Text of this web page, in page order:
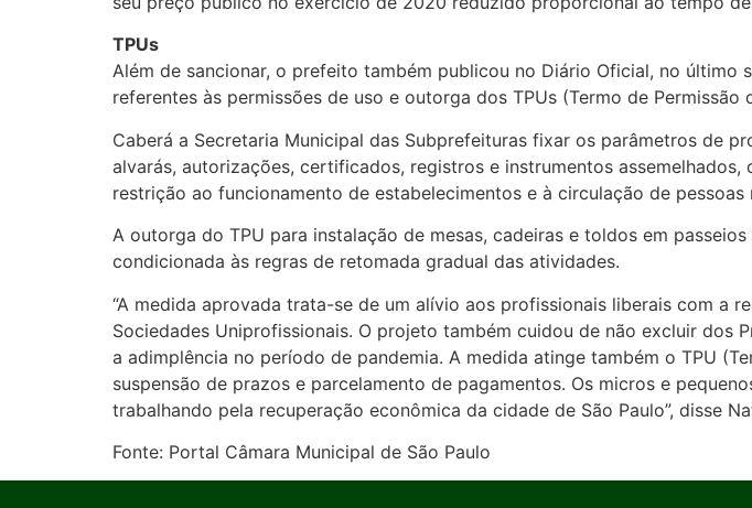
TPUs
Além de sancionar, o prefeito também publicou no Diário Oficial, no último
referentes às permissões de uso e outorga dos TPUs (Termo de Permissão
Caberá a Secretaria Municipal das Subprefeituras fixar os parâmetros de
alvarás, autorizações, certificados, registros e instrumentos
restrição ao funcionamento de estabelecimentos e à circulação de
A outorga do TPU para instalação de mesas, cadeiras e toldos em
condicionada às regras de retomada gradual das atividades.
“A medida aprovada trata-se de um alívio aos profissionais liberais com a
Sociedades Uniprofissionais. O projeto também cuidou de não excluir dos
a adimplência no período de pandemia. A medida atinge também o TPU
suspensão de prazos e parcelamento de pagamentos. Os micros e
trabalhando pela recuperação econômica da cidade de São Paulo”, disse
Fonte: Portal Câmara Municipal de São Paulo